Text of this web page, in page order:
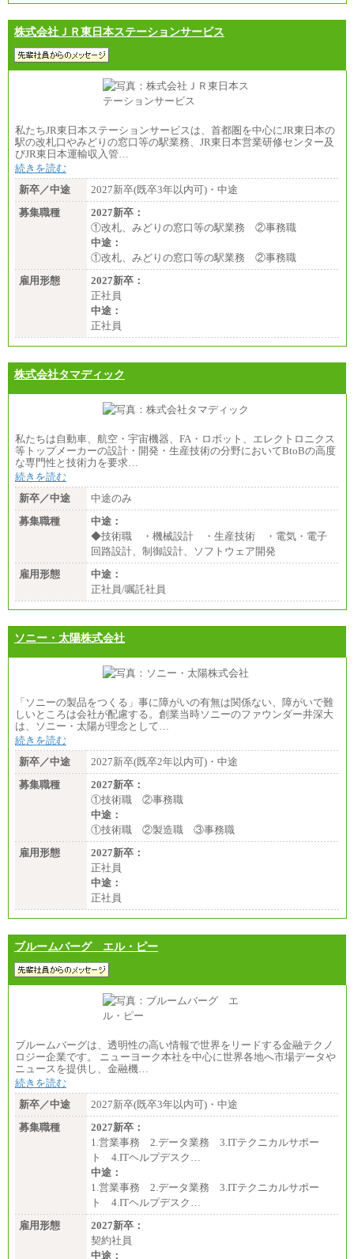
株式会社ＪＲ東日本ステーションサービス
私たちJR東日本ステーションサービスは、首都圏を中心にJR東日本の
駅の改札口やみどりの窓口等の駅業務、JR東日本営業研修センター及
びJR東日本運輸収入管…
続きを読む
新卒／中途
2027新卒(既卒3年以内可)・中途
募集職種
2027新卒：
①改札、みどりの窓口等の駅業務 ②事務職
中途：
①改札、みどりの窓口等の駅業務 ②事務職
雇用形態
2027新卒：
正社員
中途：
正社員
株式会社タマディック
私たちは自動車、航空・宇宙機器、FA・ロボット、エレクトロニクス
等トップメーカーの設計・開発・生産技術の分野においてBtoBの高度
な専門性と技術力を要求…
続きを読む
新卒／中途
中途のみ
募集職種
中途：
◆技術職 ・機械設計 ・生産技術 ・電気・電子
回路設計、制御設計、ソフトウェア開発
雇用形態
中途：
正社員/嘱託社員
ソニー・太陽株式会社
「ソニーの製品をつくる」事に障がいの有無は関係ない、障がいで難
しいところは会社が配慮する。創業当時ソニーのファウンダー井深大
は、ソニー・太陽が理念として…
続きを読む
新卒／中途
2027新卒(既卒2年以内可)・中途
募集職種
2027新卒：
①技術職 ②事務職
中途：
①技術職 ②製造職 ③事務職
雇用形態
2027新卒：
正社員
中途：
正社員
ブルームバーグ エル・ピー
ブルームバーグは、透明性の高い情報で世界をリードする金融テクノ
ロジー企業です。 ニューヨーク本社を中心に世界各地へ市場データや
ニュースを提供し、金融機…
続きを読む
新卒／中途
2027新卒(既卒3年以内可)・中途
募集職種
2027新卒：
1.営業事務 2.データ業務 3.ITテクニカルサポー
ト 4.ITヘルプデスク…
中途：
1.営業事務 2.データ業務 3.ITテクニカルサポー
ト 4.ITヘルプデスク…
雇用形態
2027新卒：
契約社員
中途：